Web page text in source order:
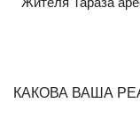
КАКОВА ВАША